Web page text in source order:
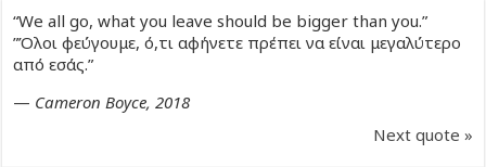
“We all go, what you leave should be bigger than you.”
”Όλοι φεύγουμε, ό,τι αφήνετε πρέπει να είναι μεγαλύτερο
από εσάς.”
— Cameron Boyce, 2018
Next quote »